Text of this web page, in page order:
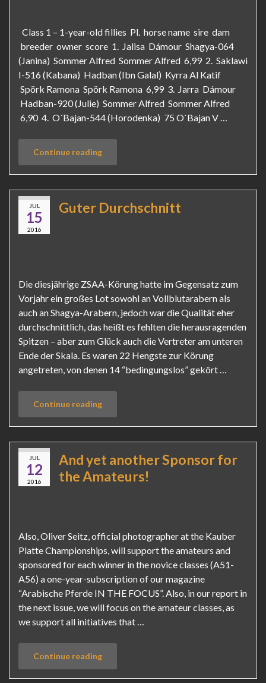
Class 1 – 1-year-old fillies Pl. horse name sire dam
breeder owner score 1. Jalisa Dámour Shagya-064
(Janina) Sommer Alfred Sommer Alfred 6,99 2. Saklawi
I-516 (Kabana) Hadban (Ibn Galal) Kyrra Al Katif
Spörk Ramona Spörk Ramona 6,99 3. Jarra Dámour
Hadban-920 (Julie) Sommer Alfred Sommer Alfred
6,90 4. O´Bajan-544 (Horodenka) 75 O`Bajan V …
Continue reading
JUL
15
2016
Guter Durchschnitt
Die diesjährige ZSAA-Körung hatte im Gegensatz zum
Vorjahr ein großes Lot sowohl an Vollblutarabern als
auch an Shagya-Arabern, jedoch war die Qualität eher
durchschnittlich, das heißt es fehlten die herausragenden
Spitzen – aber zum Glück auch die Vertreter am unteren
Ende der Skala. Es waren 22 Hengste zur Körung
angetreten, von denen 14 “bedingungslos” gekört …
Continue reading
JUL
12
2016
And yet another Sponsor for
the Amateurs!
Also, Oliver Seitz, official photographer at the Kauber
Platte Championships, will support the amateurs and
sponsored for each winner in the novice classes (A51-
A56) a one-year-subscription of our magazine
“Arabische Pferde IN THE FOCUS”. Also, in our report in
the next issue, we will focus on the amateur classes, as
we support all initiatives that …
Continue reading